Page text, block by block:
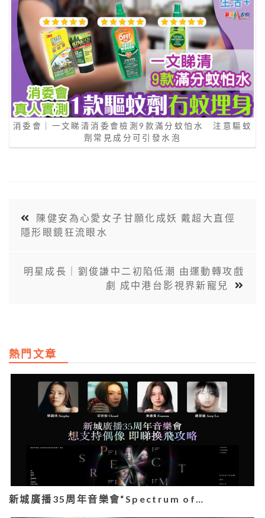
消委會｜一文睇清消委會檢測9款滿分蚊怕水 注意驅蚊
劑常見成分可引發水泡
陳健安為心愛女子甘願化成妖 戴超大直俓
隱形眼鏡狂流眼水
明星成長｜劉俊謙中二初陷低潮 由運動轉攻戲
劇 成中港台影視界新寵兒
熱門文章
新城廣播35周年音樂會“Spectrum of…